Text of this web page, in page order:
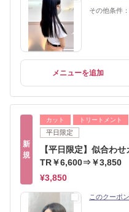
その他条件：
メニューを追加
新
規
カット トリートメント
平日限定
【平日限定】似合わ
TR￥6,600⇒￥3,850
¥3,850
このクーポ